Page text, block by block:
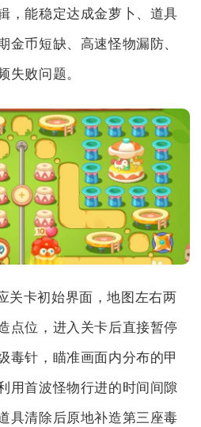
，能稳定达成金萝卜、道具
金币短缺、高速怪物漏防、
失败问题。
关卡初始界面，地图左右两
点位，进入关卡后直接暂停
毒针，瞄准画面内分布的甲
用首波怪物行进的时间间隙
具清除后原地补造第三座毒